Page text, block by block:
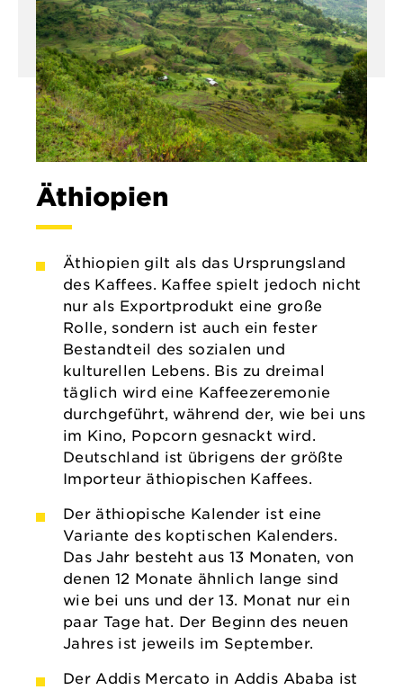
Äthiopien
Äthiopien gilt als das Ursprungsland
des Kaffees. Kaffee spielt jedoch nicht
nur als Exportprodukt eine große
Rolle, sondern ist auch ein fester
Bestandteil des sozialen und
kulturellen Lebens. Bis zu dreimal
täglich wird eine Kaffeezeremonie
durchgeführt, während der, wie bei uns
im Kino, Popcorn gesnackt wird.
Deutschland ist übrigens der größte
Importeur äthiopischen Kaffees.
Der äthiopische Kalender ist eine
Variante des koptischen Kalenders.
Das Jahr besteht aus 13 Monaten, von
denen 12 Monate ähnlich lange sind
wie bei uns und der 13. Monat nur ein
paar Tage hat. Der Beginn des neuen
Jahres ist jeweils im September.
Der Addis Mercato in Addis Ababa ist